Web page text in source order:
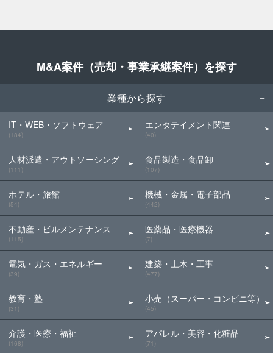
M&A案件（売却・事業承継案件）を探す
業種から探す
IT・WEB・ソフトウェア
(184)
人材派遣・アウトソーシング
(111)
ホテル・旅館
(54)
不動産・ビルメンテナンス
(115)
電気・ガス・エネルギー
(39)
教育・塾
(31)
介護・医療・福祉
(168)
エンタテイメント関連
(40)
食品製造・食品卸
(107)
機械・金属・電子部品
(442)
医薬品・医療機器
(7)
建築・土木・工事
(477)
小売（スーパー・コンビニ等）
(45)
アパレル・美容・化粧品
(71)